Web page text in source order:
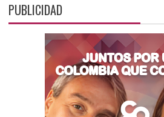
PUBLICIDAD